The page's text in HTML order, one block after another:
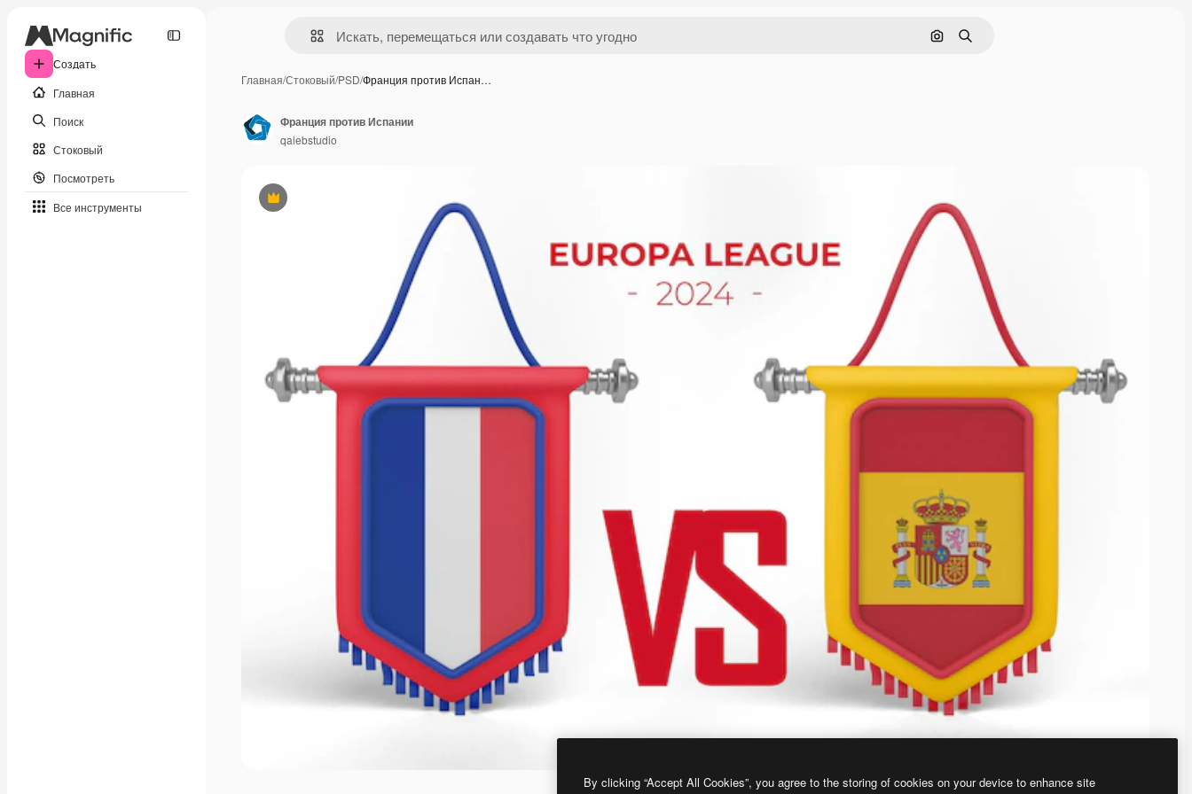
Создать
Главная
Поиск
Стоковый
Посмотреть
Все инструменты
Поиск по изображению
Поиск
Главная/Стоковый/PSD/Франция против Испан…
Премиум
Франция против Испании
qalebstudio
By clicking “Accept All Cookies”, you agree to the storing of cookies on your device to enhance site